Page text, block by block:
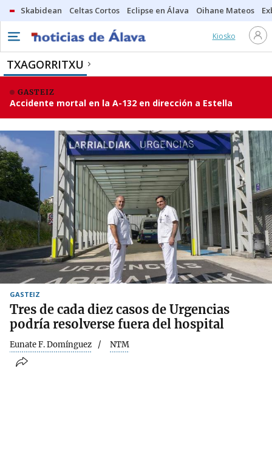
Skabidean Celtas Cortos Eclipse en Álava Oihane Mateos
Kiosko
TXAGORRITXU
GASTEIZ
Accidente mortal en la A-132 en dirección a Estella
GASTEIZ
Tres de cada diez casos de Urgencias
podría resolverse fuera del hospital
Eunate F. Domínguez NTM